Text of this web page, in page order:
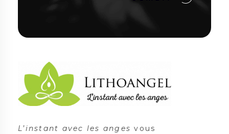
L’instant avec les anges vous